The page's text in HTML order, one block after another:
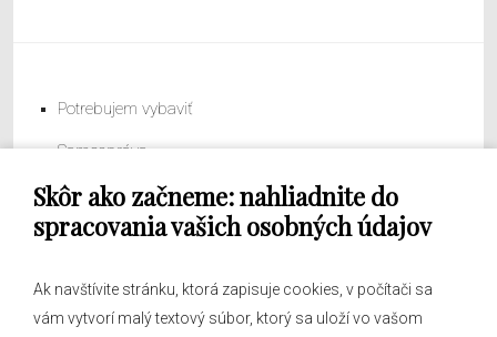
Skôr ako začneme: nahliadnite do
spracovania vašich osobných údajov
Ak navštívite stránku, ktorá zapisuje cookies, v počítači sa
vám vytvorí malý textový súbor, ktorý sa uloží vo vašom
Potrebujem vybaviť
Samospráva
Obecný úrad
O obci